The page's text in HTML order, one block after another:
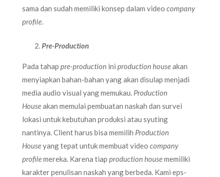
sama dan sudah memiliki konsep dalam video company
profile
Pre-Production
Pada tahap pre-production ini production houseakan
menyiapkan bahan-bahan yang akan disulap menjadi
media audio visual yang memukau. Production
Houseakan memulai pembuatan naskah dan survei
lokasi untuk kebutuhan produksi atau syuting
nantinya. Client harus bisa memilih Production
Houseyang tepat untuk membuat video company
profilemereka. Karena tiap production housememiliki
karakter penulisan naskah yang berbeda. Kami eps-